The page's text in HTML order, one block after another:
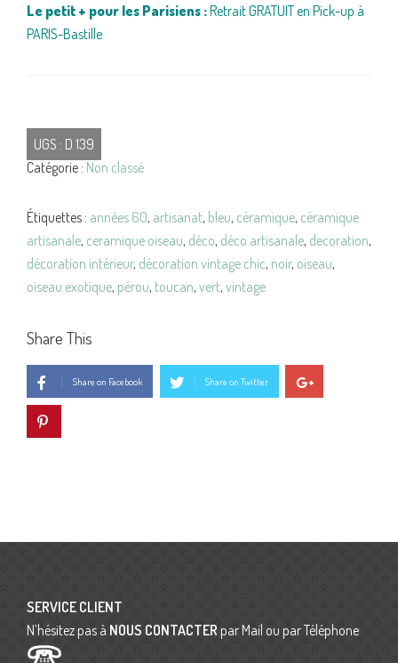
Le petit + pour les Parisiens :Retrait GRATUIT en Pick-up à
PARIS-Bastille
UGS : D 139
Catégorie : Non classé
Étiquettes : années 60, artisanat, bleu, céramique, céramique
artisanale, ceramique oiseau, déco, déco artisanale, decoration,
décoration intérieur, décoration vintage chic, noir, oiseau,
oiseau exotique, pérou, toucan, vert, vintage
Share This
Share on Facebook Share on Twitter
SERVICE CLIENT
N’hésitez pas à NOUS CONTACTER par Mail ou par Téléphone